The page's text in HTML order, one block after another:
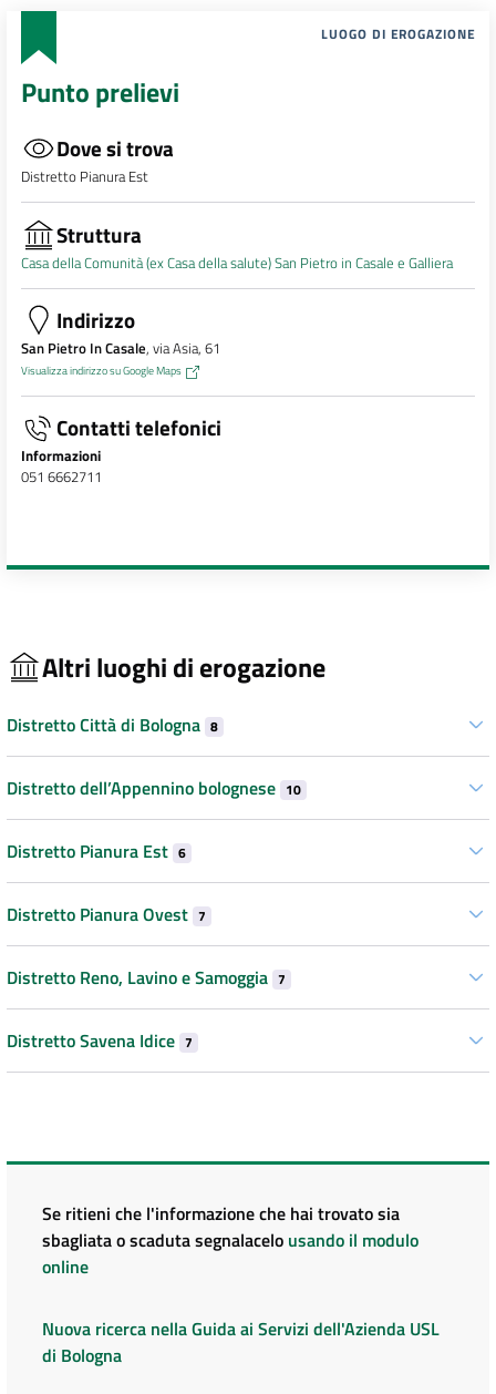
LUOGO DI EROGAZIONE
Punto prelievi
Dove si trova
Distretto Pianura Est
Struttura
Casa della Comunità (ex Casa della salute) San Pietro in Casale e Galliera
Indirizzo
San Pietro In Casale, via Asia, 61
Visualizza indirizzo su Google Maps
Contatti telefonici
Informazioni
051 6662711
Altri luoghi di erogazione
Distretto Città di Bologna 8
Distretto dell’Appennino bolognese 10
Distretto Pianura Est 6
Distretto Pianura Ovest 7
Distretto Reno, Lavino e Samoggia 7
Distretto Savena Idice 7
Se ritieni che l'informazione che hai trovato sia
sbagliata o scaduta segnalacelo usando il modulo
online
Nuova ricerca nella Guida ai Servizi dell'Azienda USL
di Bologna